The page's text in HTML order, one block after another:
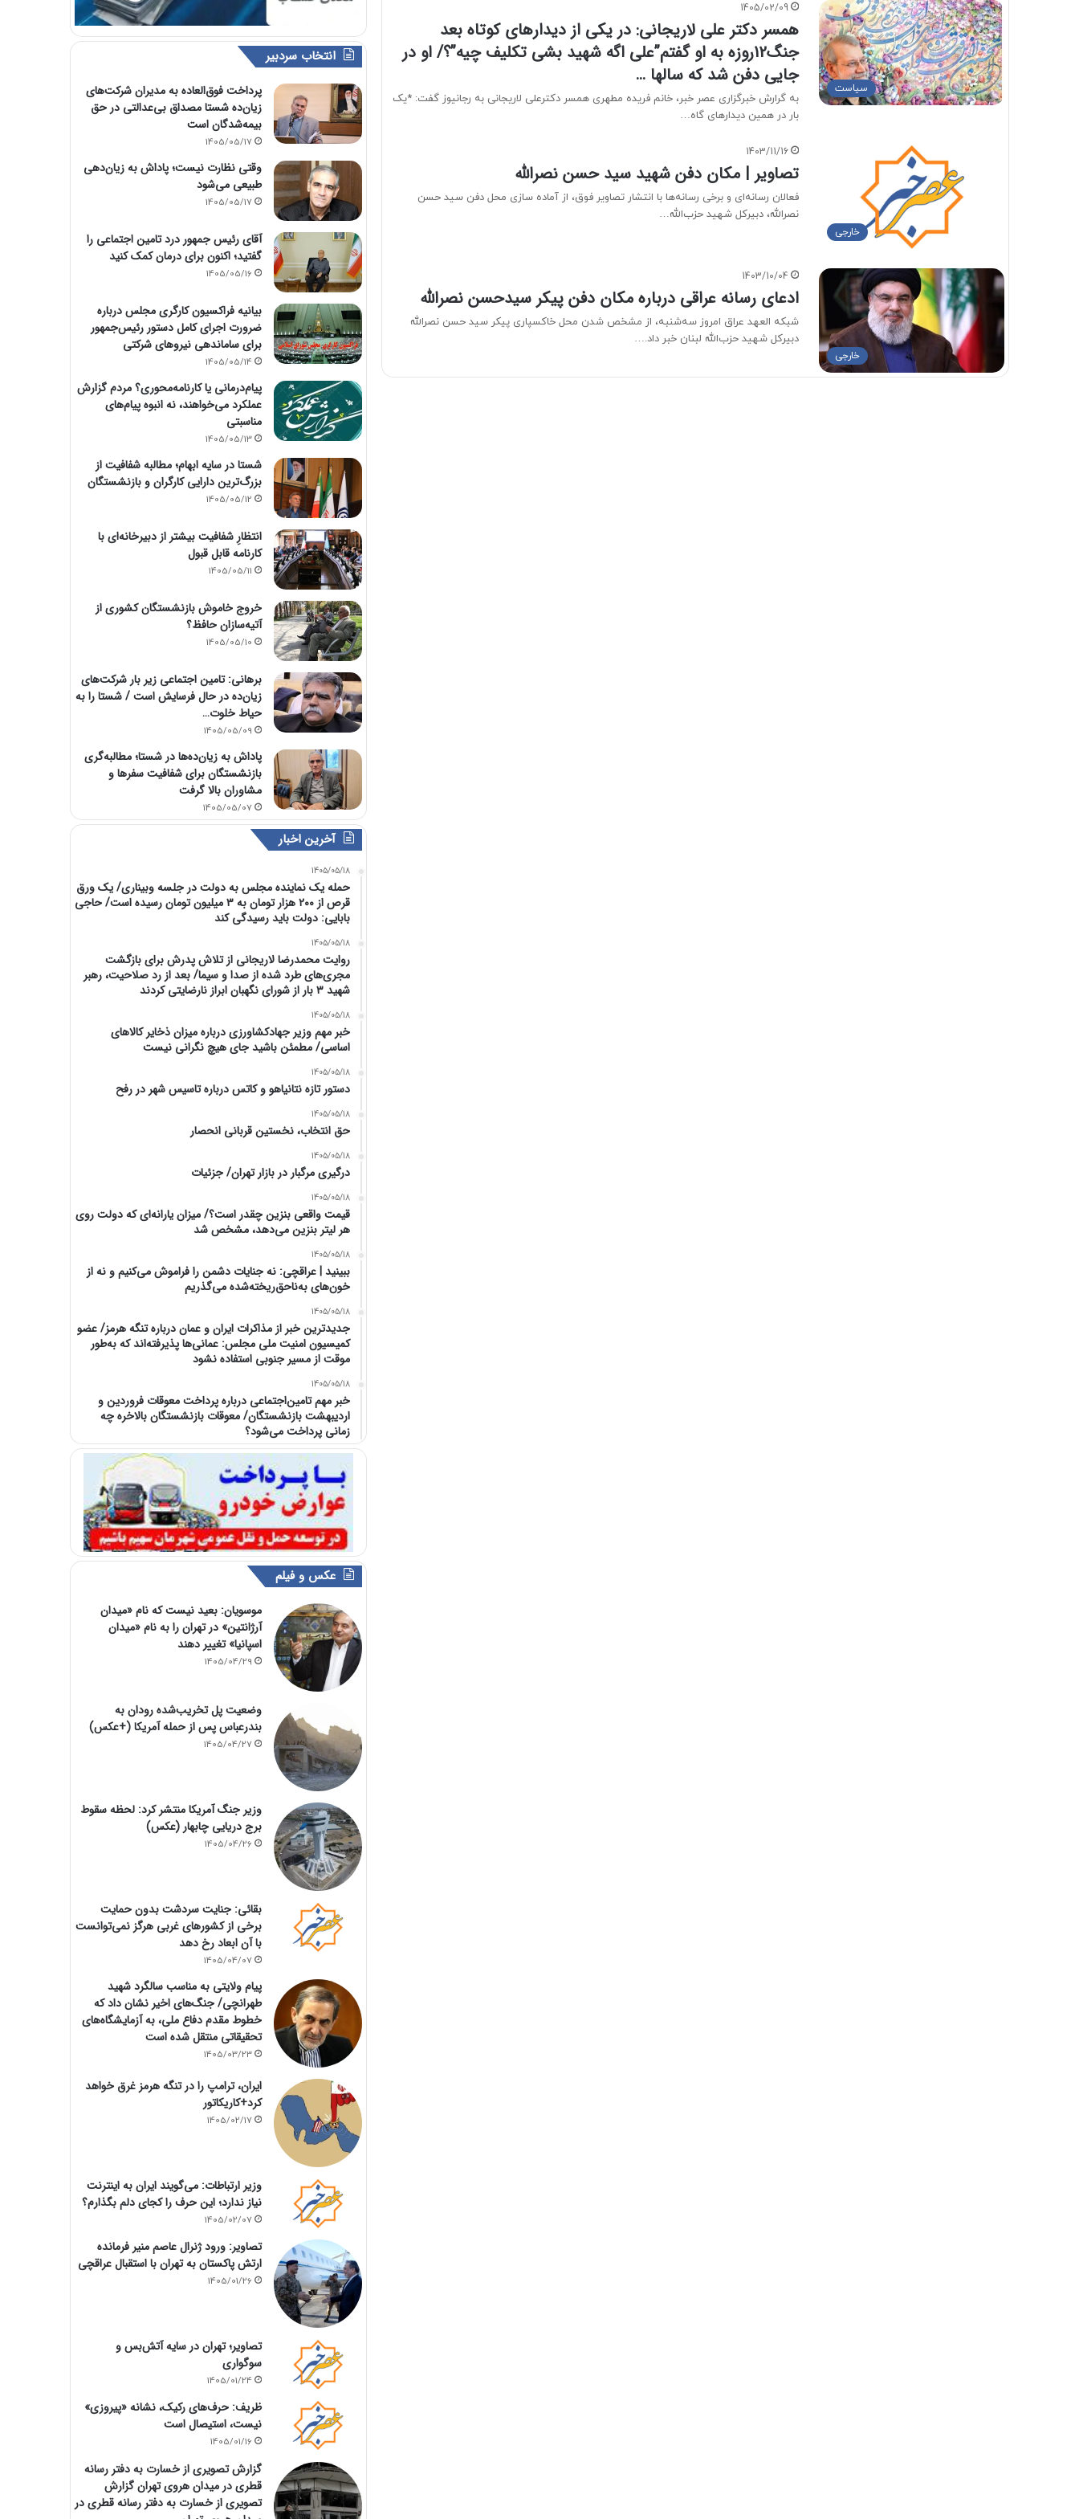
سیاست
1405/02/09
همسر دکتر علی لاریجانی: در یکی از دیدارهای کوتاه بعد
جنگ12روزه به او گفتم”علی اگه شهید بشی تکلیف چیه”؟/ او در
جایی دفن شد که سالها …
به گرارش خبرگزاری عصر خبر، خانم فریده مطهری همسر دکترعلی لاریجانی به رجانیوز گفت: *یک
بار در همین دیدارهای گاه…
خارجی
1403/11/16
تصاویر | مکان دفن شهید سید حسن نصرالله
فعالان رسانه‌ای و برخی رسانه‌ها با انتشار تصاویر فوق، از آماده سازی محل دفن سید حسن
نصرالله، دبیرکل شهید حزب‌الله…
خارجی
1403/10/04
ادعای رسانه عراقی درباره مکان دفن پیکر سیدحسن نصرالله
شبکه العهد عراق امروز سه‌شنبه، از مشخص شدن محل خاکسپاری پیکر سید حسن نصرالله
دبیرکل شهید حزب‌الله لبنان خبر داد.…
انتخاب سردبیر
پرداخت فوق‌العاده به مدیران شرکت‌های
زیان‌ده شستا مصداق بی‌عدالتی در حق
بیمه‌شدگان است
1405/05/17
وقتی نظارت نیست؛ پاداش به زیان‌دهی
طبیعی می‌شود
1405/05/17
آقای رئیس جمهور درد تامین اجتماعی را
گفتید؛ اکنون برای درمان کمک کنید
1405/05/16
بیانیه فراکسیون کارگری مجلس درباره
ضرورت اجرای کامل دستور رئیس‌جمهور
برای ساماندهی نیروهای شرکتی
1405/05/14
پیام‌درمانی یا کارنامه‌محوری؟ مردم گزارش
عملکرد می‌خواهند، نه انبوه پیام‌های
مناسبتی
1405/05/13
شستا در سایه ابهام؛ مطالبه شفافیت از
بزرگ‌ترین دارایی کارگران و بازنشستگان
1405/05/12
انتظارِ شفافیت بیشتر از دبیرخانه‌ای با
کارنامه قابل قبول
1405/05/11
خروج خاموش بازنشستگان کشوری از
آتیه‌سازان حافظ؟
1405/05/10
برهانی: تامین اجتماعی زیر بار شرکت‌های
زیان‌ده در حال فرسایش است / شستا را به
حیاط خلوت…
1405/05/09
پاداش به زیان‌ده‌ها در شستا؛ مطالبه‌گری
بازنشستگان برای شفافیت سفرها و
مشاوران بالا گرفت
1405/05/07
آخرین اخبار
1405/05/18
حمله یک نماینده مجلس به دولت در جلسه وبیناری/ یک ورق
قرص از ۲۰۰ هزار تومان به ۳ میلیون تومان رسیده است/ حاجی
بابایی: دولت باید رسیدگی کند
1405/05/18
روایت محمدرضا لاریجانی از تلاش پدرش برای بازگشت
مجری‌های طرد شده از صدا و سیما/ بعد از رد صلاحیت، رهبر
شهید ۳ بار از شورای نگهبان ابراز نارضایتی کردند
1405/05/18
خبر مهم وزیر جهادکشاورزی درباره میزان ذخایر کالاهای
اساسی/ مطمئن باشید جای هیچ نگرانی نیست
1405/05/18
دستور تازه نتانیاهو و کاتس درباره تاسیس شهر در رفح
1405/05/18
حق انتخاب، نخستین قربانی انحصار
1405/05/18
درگیری مرگبار در بازار تهران/ جزئیات
1405/05/18
قیمت واقعی بنزین چقدر است؟/ میزان یارانه‌ای که دولت روی
هر لیتر بنزین می‌دهد، مشخص شد
1405/05/18
ببینید | عراقچی: نه جنایات دشمن را فراموش می‌کنیم و نه از
خون‌های به‌ناحق‌ریخته‌شده می‌گذریم
1405/05/18
جدیدترین خبر از مذاکرات ایران و عمان درباره تنگه هرمز/ عضو
کمیسیون امنیت ملی مجلس: عمانی‌ها پذیرفته‌اند که به‌طور
موقت از مسیر جنوبی استفاده نشود
1405/05/18
خبر مهم تامین‌اجتماعی درباره پرداخت معوقات فروردین و
اردیبهشت بازنشستگان/ معوقات بازنشستگان بالاخره چه
زمانی پرداخت می‌شود؟
عکس و فیلم
موسویان: بعید نیست که نام «میدان
آرژانتین» در تهران را به نام «میدان
اسپانیا» تغییر دهند
1405/04/29
وضعیت پل تخریب‌شده رودان به
بندرعباس پس از حمله آمریکا (+عکس)
1405/04/27
وزیر جنگ آمریکا منتشر کرد: لحظه سقوط
برج دریایی چابهار (عکس)
1405/04/26
بقائی: جنایت سردشت بدون حمایت
برخی از کشورهای غربی هرگز نمی‌توانست
با آن ابعاد رخ دهد
1405/04/07
پیام ولایتی به مناسب سالگرد شهید
طهرانچی/ جنگ‌های اخیر نشان داد که
خطوط مقدم دفاع ملی، به آزمایشگاه‌های
تحقیقاتی منتقل شده است
1405/03/23
ایران، ترامپ را در تنگه هرمز غرق خواهد
کرد+کاریکاتور
1405/02/17
وزیر ارتباطات: می‌گویند ایران به اینترنت
نیاز ندارد؛ این حرف را کجای دلم بگذارم؟
1405/02/07
تصاویر: ورود ژنرال عاصم منیر فرمانده
ارتش پاکستان به تهران با استقبال عراقچی
1405/01/26
تصاویر؛ تهران در سایه آتش‌بس و
سوگواری
1405/01/24
ظریف: حرف‌های رکیک، نشانه «پیروزی»
نیست، استیصال است
1405/01/16
گزارش تصویری از خسارت به دفتر رسانه
قطری در میدان هروی تهران گزارش
تصویری از خسارت به دفتر رسانه قطری در